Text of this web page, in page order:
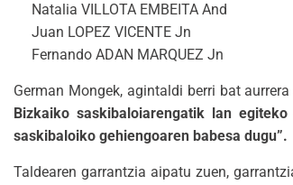
Natalia VILLOTA EMBEITA And
Juan LOPEZ VICENTE Jn
Fernando ADAN MARQUEZ Jn
German Mongek, agintaldi berri bat
Bizkaiko saskibaloiarengatik lan
saskibaloiko gehiengoaren babesa dugu”.
Taldearen garrantzia aipatu zuen,